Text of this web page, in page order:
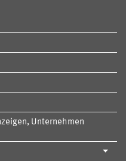
Unternehmen